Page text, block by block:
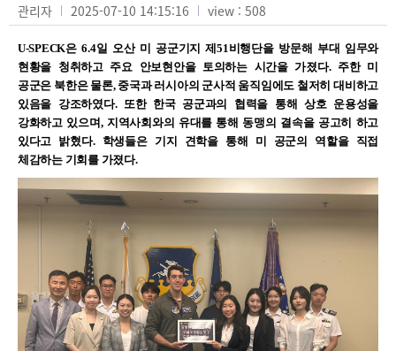
관리자 2025-07-10 14:15:16 view : 508
U-SPECK은6.4일 오산 미 공군기지 제51비행단을 방문해 부대 임무와
현황을 청취하고 주요 안보현안을 토의하는 시간을 가졌다. 주한 미
공군은 북한은 물론, 중국과 러시아의 군사적 움직임에도 철저히 대비하고
있음을 강조하였다. 또한 한국 공군과의 협력을 통해 상호 운용성을
강화하고 있으며 , 지역사회와의 유대를 통해 동맹의 결속을 공고히 하고
있다고 밝혔다. 학생들은 기지 견학을 통해 미 공군의 역할을 직접
체감하는 기회를 가졌다.